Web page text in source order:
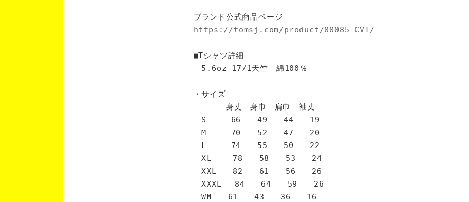
ブランド公式商品ページ
https://tomsj.com/product/00085-CVT/
■Tシャツ詳細
5.6oz 17/1天竺 綿100％
・サイズ
身丈 身巾 肩巾 袖丈
S 66 49 44 19
M 70 52 47 20
L 74 55 50 22
XL 78 58 53 24
XXL 82 61 56 26
XXXL 84 64 59 26
WM 61 43 36 16